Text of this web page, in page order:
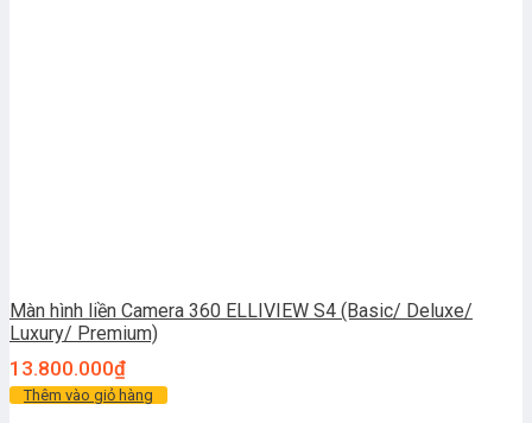
Màn hình liền Camera 360 ELLIVIEW S4 (Basic/ Deluxe/
Luxury/ Premium)
13.800.000₫
Thêm vào giỏ hàng